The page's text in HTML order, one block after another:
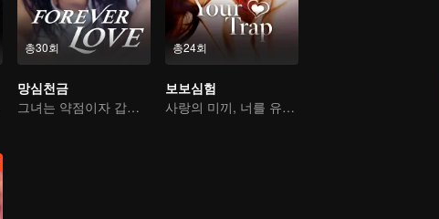
총30회
망심천금
그녀는 약점이자 갑옷이다
총24회
보보심험
사랑의 미끼, 너를 유혹하다